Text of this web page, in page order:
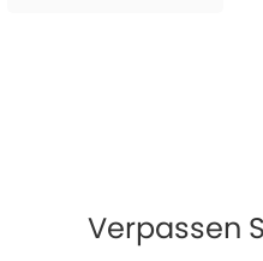
Verpassen